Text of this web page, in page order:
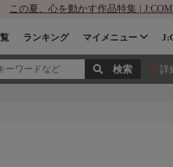
この夏、心を動かす作品特集 |
ランキング マイメニュー
詳